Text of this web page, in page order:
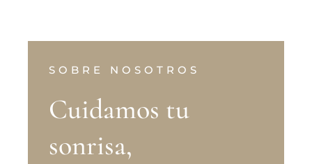
SOBRE NOSOTROS
Cuidamos tu
sonrisa,